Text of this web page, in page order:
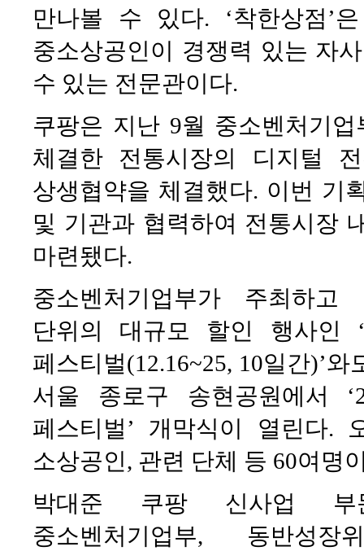
만나볼 수 있다. ‘착한상점’
중소상공인이 경쟁력 있는 자
수 있는 전문관이다.
쿠팡은 지난 9월 중소벤처기
체결한 전통시장의 디지털
상생협약을 체결했다. 이번 기
및 기관과 협력하여 전통시장
마련됐다.
중소벤처기업부가 주최하
단위의 대규모 할인 행사인
페스티벌(12.16~25, 10일간)’
서울 종로구 송현공원에서
페스티벌’ 개막식이 열린다.
소상공인, 관련 단체 등 60여명
박대준 쿠팡 신사업
중소벤처기업부, 동반성